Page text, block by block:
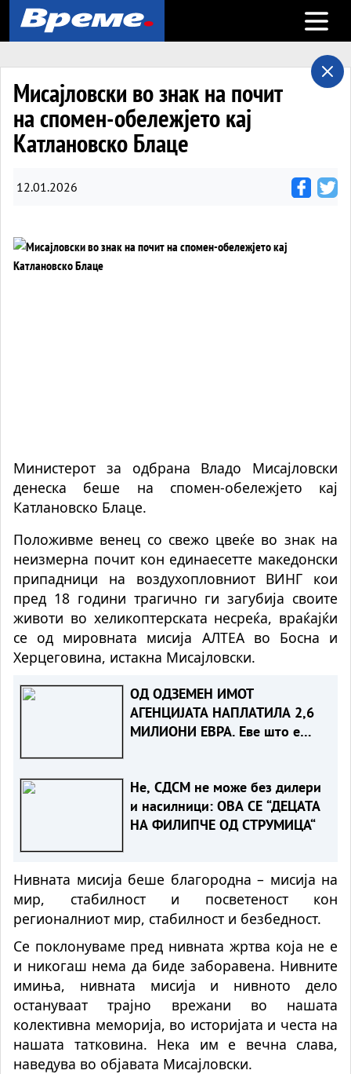
Open
Мисајловски во знак на почит
на спомен-обележјето кај
Катлановско Блаце
12.01.2026
Министерот за одбрана Владо Мисајловски
денеска беше на спомен-обележјето кај
Катлановско Блаце.
Положивме венец со свежо цвеќе во знак на
неизмерна почит кон единаесетте македонски
припадници на воздухопловниот ВИНГ кои
пред 18 години трагично ги загубија своите
животи во хеликоптерската несреќа, враќајќи
се од мировната мисија АЛТЕА во Босна и
Херцеговина, истакна Мисајловски.
ОД ОДЗЕМЕН ИМОТ
АГЕНЦИЈАТА НАПЛАТИЛА 2,6
МИЛИОНИ ЕВРА. Еве што е
Не, СДСМ не може без дилери
и насилници: ОВА СЕ “ДЕЦАТА
НА ФИЛИПЧЕ ОД СТРУМИЦА“
Нивната мисија беше благородна – мисија на
мир, стабилност и посветеност кон
регионалниот мир, стабилност и безбедност.
Се поклонуваме пред нивната жртва која не е
и никогаш нема да биде заборавена. Нивните
имиња, нивната мисија и нивното дело
остануваат трајно врежани во нашата
колективна меморија, во историјата и честа на
нашата татковина. Нека им е вечна слава,
наведува во објавата Мисајловски.